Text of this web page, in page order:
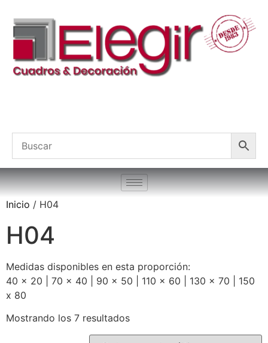
Inicio / H04
H04
Medidas disponibles en esta proporción:
40 x 20 | 70 x 40 | 90 x 50 | 110 x 60 | 130 x 70 | 150
x 80
Mostrando los 7 resultados